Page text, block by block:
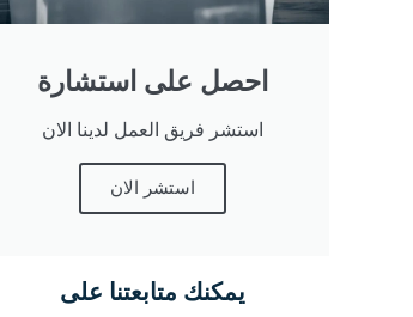
احصل على استشارة
استشر فريق العمل لدينا الان
استشر الان
يمكنك متابعتنا على